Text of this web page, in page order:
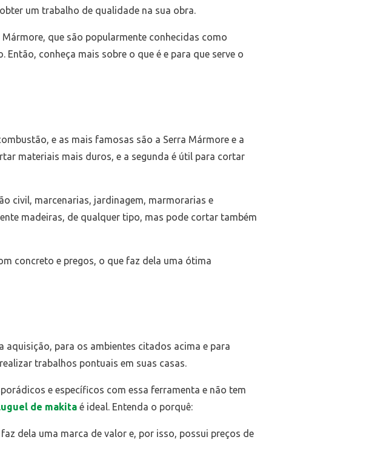
um trabalho de qualidade na sua obra.
que são popularmente conhecidas como
conheça mais sobre o que é e para que serve o
e as mais famosas são a Serra Mármore e a
materiais mais duros, e a segunda é útil para cortar
civil, marcenarias, jardinagem, marmorarias e
madeiras, de qualquer tipo, mas pode cortar também
concreto e pregos, o que faz dela uma ótima
para os ambientes citados acima e para
trabalhos pontuais em suas casas.
e específicos com essa ferramenta e não tem
de makitaé ideal. Entenda o porquê:
dela uma marca de valor e, por isso, possui preços de